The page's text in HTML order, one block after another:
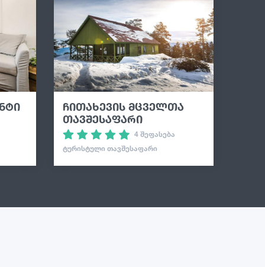
ჩითახევის მცველთა
თავშესაფარი
4 შეფასება
ᲢᲣᲠᲘᲡᲢᲣᲚᲘ ᲗᲐᲕᲨᲔᲡᲐᲤᲐᲠᲘ